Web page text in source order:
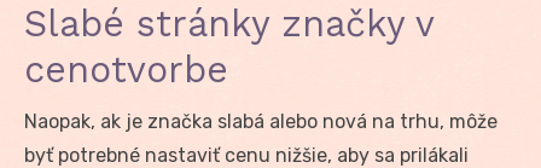
Slabé stránky značky v
cenotvorbe
Naopak, ak je značka slabá alebo nová na trhu, môže
byť potrebné nastaviť cenu nižšie, aby sa prilákali